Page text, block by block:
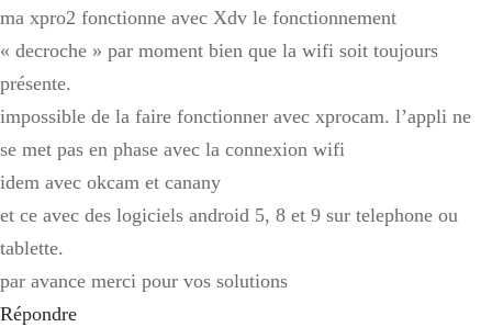
ma xpro2 fonctionne avec Xdv le fonctionnement
« decroche » par moment bien que la wifi soit toujours
présente.
impossible de la faire fonctionner avec xprocam. l’appli ne
se met pas en phase avec la connexion wifi
idem avec okcam et canany
et ce avec des logiciels android 5, 8 et 9 sur telephone ou
tablette.
par avance merci pour vos solutions
Répondre